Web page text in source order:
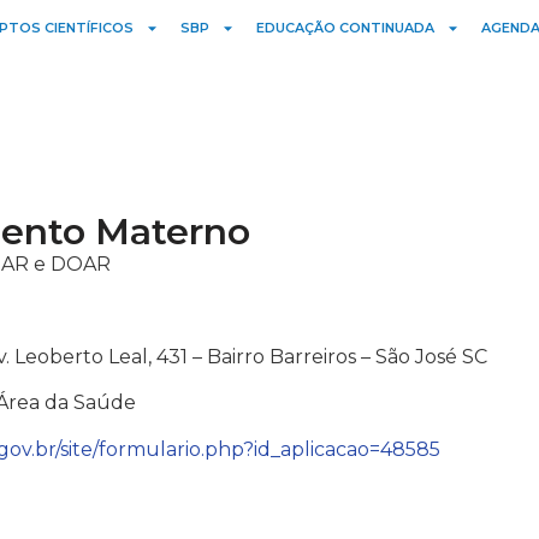
CIENTÍFICOS SBP EDUCAÇÃO CONTINUADA
Materno
e DOAR
Leal, 431 – Bairro Barreiros – São José SC
da Saúde
site/formulario.php?id_aplicacao=48585